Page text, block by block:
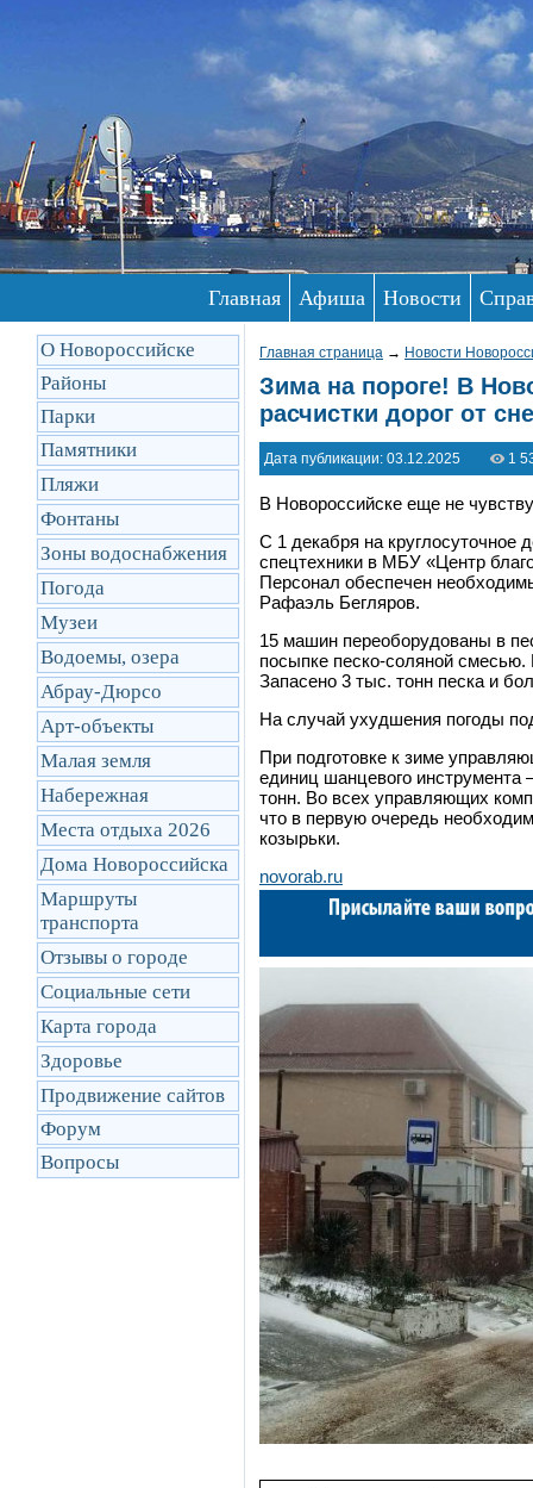
Главная Афиша Новости
О Новороссийске
Районы
Парки
Памятники
Пляжи
Фонтаны
Зоны водоснабжения
Погода
Музеи
Водоемы, озера
Абрау-Дюрсо
Арт-объекты
Малая земля
Набережная
Места отдыха 2026
Дома Новороссийска
Маршруты
транcпорта
Отзывы о городе
Социальные сети
Карта города
Здоровье
Продвижение сайтов
Форум
Вопросы
Главная страница → Новости
Зима на пороге! В
расчистки дорог от
Дата публикации: 03.12.2025 1
В Новороссийске еще не
С 1 декабря на круглосуточное
спецтехники в МБУ «Центр
Персонал обеспечен
Рафаэль Бегляров.
15 машин переоборудованы в
посыпке песко-соляной смесью.
Запасено 3 тыс. тонн песка и
На случай ухудшения погоды
При подготовке к зиме
единиц шанцевого инструмента
тонн. Во всех управляющих
что в первую очередь
козырьки.
novorab.ru